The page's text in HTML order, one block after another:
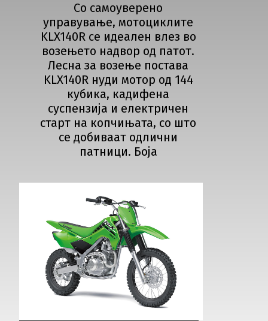
Со самоуверено
управување, мотоциклите
KLX140R се идеален влез во
возењето надвор од патот.
Лесна за возење постава
KLX140R нуди мотор од 144
кубика, кадифена
суспензија и електричен
старт на копчињата, со што
се добиваат одлични
патници. Боја